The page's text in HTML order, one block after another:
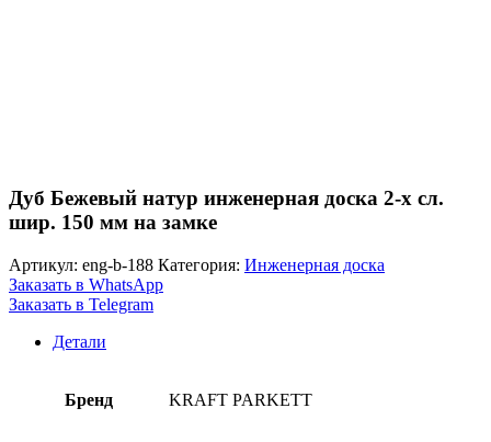
Дуб Бежевый натур инженерная доска 2-х сл.
шир. 150 мм на замке
Артикул: eng-b-188 Категория: Инженерная доска
Заказать в WhatsApp
Заказать в Telegram
Детали
Бренд KRAFT PARKETT